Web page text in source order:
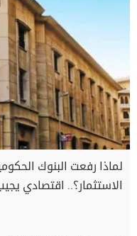
لماذا رفعت البنوك
الاستثمار؟.. اقتصادي